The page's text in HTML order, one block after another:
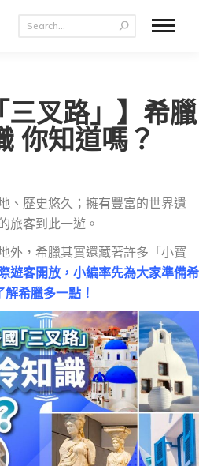
三叉路」】希臘
你知道嗎？
、歷史悠久；擁有豐富的世界遺
旅客到此一遊。
外，希臘其實還藏著許多「小寶
遊客開放，小編率先為大家準備希
希臘多一點！